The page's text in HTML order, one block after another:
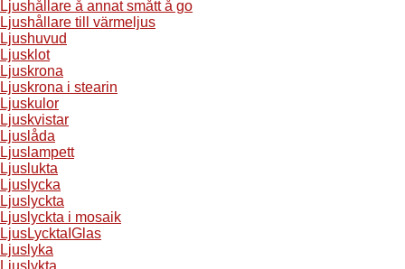
Ljushållare å annat smått å go
Ljushållare till värmeljus
Ljushuvud
Ljusklot
Ljuskrona
Ljuskrona i stearin
Ljuskulor
Ljuskvistar
Ljuslåda
Ljuslampett
Ljuslukta
Ljuslycka
Ljuslyckta
Ljuslyckta i mosaik
LjusLycktaIGlas
Ljuslyka
Ljuslykta